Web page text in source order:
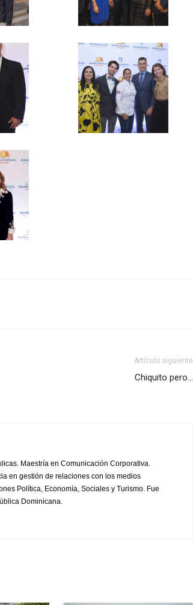
Artículo siguiente
Chiquito pero…
Maestría en Comunicación Corporativa.
en gestión de relaciones con los medios
Política, Economía, Sociales y Turismo. Fue
Dominicana.